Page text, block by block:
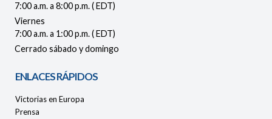
7:00 a.m. a 8:00 p.m. ( EDT)
Viernes
7:00 a.m. a 1:00 p.m. ( EDT)
Cerrado sábado y domingo
ENLACES RÁPIDOS
Victorias en Europa
Prensa